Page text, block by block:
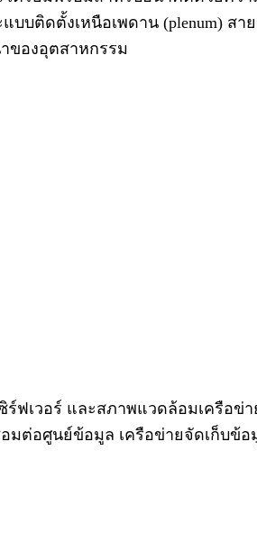
ติดตั้งเหนือเพดาน (plenum) สา
ของอุตสาหกรรม
ร์ฟเวอร์ และสภาพแวดล้อมเครือ
ต่อศูนย์ข้อมูล เครือข่ายจัดเก็บ